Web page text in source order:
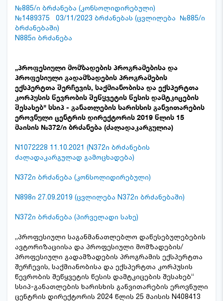
№885/ი ბრძანება (კონსოლიდირებული)
№1489375 03/11/2023 ბრძანებას (ცვლილება №885/ი
ბრძანებაში)
N885ი ბრძანება
„პროფესიული მომზადების პროგრამებისა და
პროფესიული გადამზადების პროგრამების
ექსპერტთა შერჩევის, საქმიანობისა და ექსპერტთა
კორპუსის წევრობის შეწყვეტის წესის დამტკიცების
შესახებ" სსიპ - განათლების ხარისხის განვითარების
ეროვნული ცენტრის დირექტორის 2019 წლის 15
მაისის №372/ი ბრძანება (ძალადაკარგულია)
N1072228 11.10.2021 (N372ი ბრძანების
ძალადაკარგულად გამოცხადება)
N372ი ბრძანება (კონსოლიდირებული)
N898ი 27.09.2019 (ცვლილება N372ი ბრძანებაში)
N372ი ბრძანება (პირველადი სახე)
,,პროფესიული საგანმანათლებლო დაწესებულებების
ავტორიზაციისა და პროფესიული მომზადების/
პროფესიული გადამზადების პროგრამის ექსპერტთა
შერჩევის, საქმიანობისა და ექსპერტთა კორპუსის
წევრობის შეწყვეტის წესის დამტკიცების შესახებ“
სსიპ-განათლების ხარისხის განვითარების ეროვნული
ცენტრის დირექტორის 2024 წლის 25 მაისის N408413